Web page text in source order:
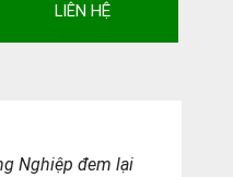
LIÊN HỆ
Nghiệp đem lại